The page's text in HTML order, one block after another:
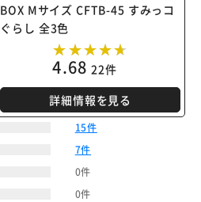
BOX Mサイズ CFTB-45 すみっコ
ぐらし 全3色
4.68 22件
詳細情報を見る
15件
7件
0件
0件